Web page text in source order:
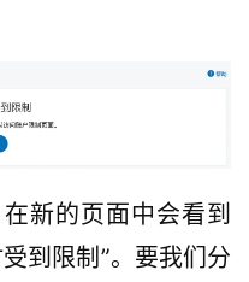
新的页面中会看到
到限制”。要我们分